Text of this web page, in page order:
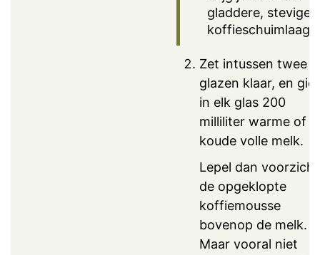
gladdere,
koffieschuimlaag.
Zet intussen twee
glazen klaar, en giet
in elk glas 200
milliliter warme of
koude volle melk.
Lepel dan
de opgeklopte
koffiemousse
bovenop de melk.
Maar vooral niet